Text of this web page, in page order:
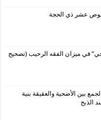
عشر ذي الحجة
في ميزان الفقه الرحيب (تصحيح
بين الأضحية والعقيقة بنية
الذبح